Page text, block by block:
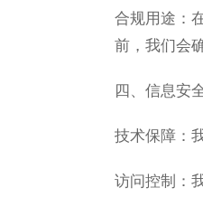
合规用途‌：
前，我们会
四、信息安
技术保障‌：
访问控制‌：